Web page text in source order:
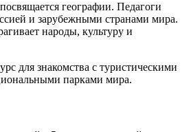
географии. Педагоги
и зарубежными странами мира.
народы, культуру и
для знакомства с туристическими
парками мира.